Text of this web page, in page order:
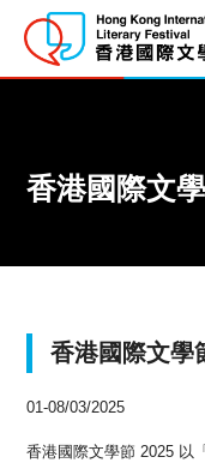
香港國際文
香港國際文學
01-08/03/2025
香港國際文學節 2025 以